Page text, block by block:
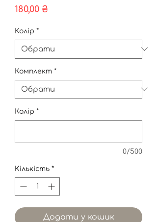
180,00 ₴
Колір *
Комплект *
Колір *
0/500
Кількість *
Додати у кошик